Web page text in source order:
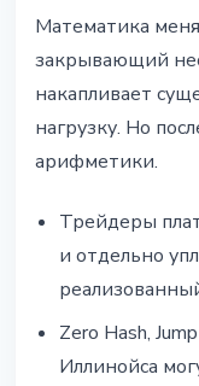
Математика
закрывающий
накапливает
нагрузку. Но
арифметики.
Трейдеры
и отдельно
Zero Hash,
Иллинойса